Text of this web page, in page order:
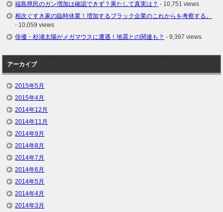
福島県民のガン増加は確認できず？果たして真実は？ - 10,751 views
相次ぐすき家の臨時休業！増加するブラック企業のこれからを考察する。
- 10,059 views
俳優・杉浦太陽がメガマウスに遭遇！地震との関連も？ - 9,397 views
アーカイブ
2015年5月
2015年4月
2014年12月
2014年11月
2014年9月
2014年8月
2014年7月
2014年6月
2014年5月
2014年4月
2014年3月